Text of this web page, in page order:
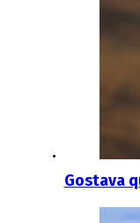
Gostava